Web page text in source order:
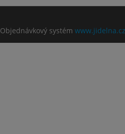
Objednávkový systém www.jidelna.cz